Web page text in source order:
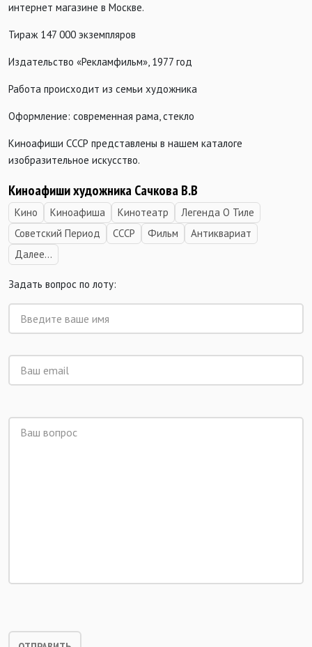
интернет магазине в Москве.
Тираж 147 000 экземпляров
Издательство «Рекламфильм», 1977 год
Работа происходит из семьи художника
Оформление: современная рама, стекло
Киноафиши СССР представлены в нашем каталоге
изобразительное искусство.
Киноафиши художника Сачкова В.В
Кино Киноафиша Кинотеатр
Легенда О Тиле
Советский Период
СССР Фильм
Антиквариат
Далее...
Задать вопрос по лоту: